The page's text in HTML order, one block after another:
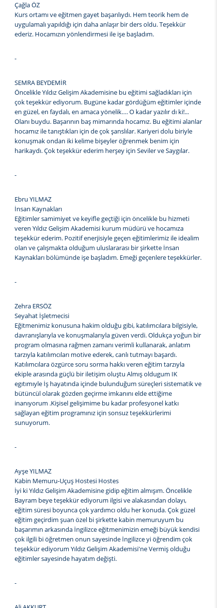
Çağla ÖZ
Kurs ortamı ve eğitmen gayet başarılıydı. Hem teorik hem de
uygulamalı yapıldığı için daha anlaşır bir ders oldu. Teşekkür
ederiz. Hocamızın yönlendirmesi ile işe başladım.
-
SEMRA BEYDEMİR
Öncelikle Yıldız Gelişim Akademisine bu eğitimi sağladıkları için
çok teşekkür ediyorum. Bugüne kadar gördüğüm eğitimler içinde
en güzel, en faydalı, en amaca yönelik…. O kadar yazılır dı ki!...
Olanı buydu. Başarının baş mimarında hocamız. Bu eğitimi alanlar
hocamız ile tanıştıkları için de çok şanslılar. Kariyeri dolu biriyle
konuşmak ondan iki kelime bişeyler öğrenmek benim için
harikaydı. Çok teşekkür ederim herşey için Seviler ve Saygılar.
-
Ebru YILMAZ
İnsan Kaynakları
Eğitimler samimiyet ve keyifle geçtiği için öncelikle bu hizmeti
veren Yıldız Gelişim Akademisi kurum müdürü ve hocamıza
teşekkür ederim. Pozitif enerjisiyle geçen eğitimlerimiz ile idealim
olan ve çalışmakta olduğum uluslararası bir şirkette İnsan
Kaynakları bölümünde işe başladım. Emeği geçenlere teşekkürler.
-
Zehra ERSÖZ
Seyahat İşletmecisi
Eğitmenimiz konusuna hakim olduğu gibi, katılımcılara bilgisiyle,
davranışlarıyla ve konuşmalarıyla güven verdi. Oldukça yoğun bir
program olmasına rağmen zamanı verimli kullanarak, anlatım
tarzıyla katılımcıları motive ederek, canlı tutmayı başardı.
Katılımcılara özgürce soru sorma hakkı veren eğitim tarzıyla
ekiple arasında güçlü bir iletişim oluştu Almış oldugum IK
egıtımıyle İş hayatında içinde bulunduğum süreçleri sistematik ve
bütüncül olarak gözden geçirme imkanını elde ettiğime
inanıyorum .Kişisel gelişimime bu kadar profesyonel katkı
sağlayan eğitim programınız için sonsuz teşekkürlerimi
sunuyorum.
-
Ayşe YILMAZ
Kabin Memuru-Uçuş Hostesi Hostes
İyi ki Yıldız Gelişim Akademisine gidip eğitim almışım. Öncelikle
Bayram beye teşekkür ediyorum ilgisi ve alakasından dolayı,
eğitim süresi boyunca çok yardımcı oldu her konuda. Çok güzel
eğitim geçirdim şuan özel bi şirkette kabin memuruyum bu
başarımın arkasında İngilizce eğitmenimizin emeği büyük kendisi
çok ilgili bi öğretmen onun sayesinde İngilizce yi öğrendim çok
teşekkür ediyorum Yıldız Gelişim Akademisi'ne Vermiş olduğu
eğitimler sayesinde hayatım değişti.
-